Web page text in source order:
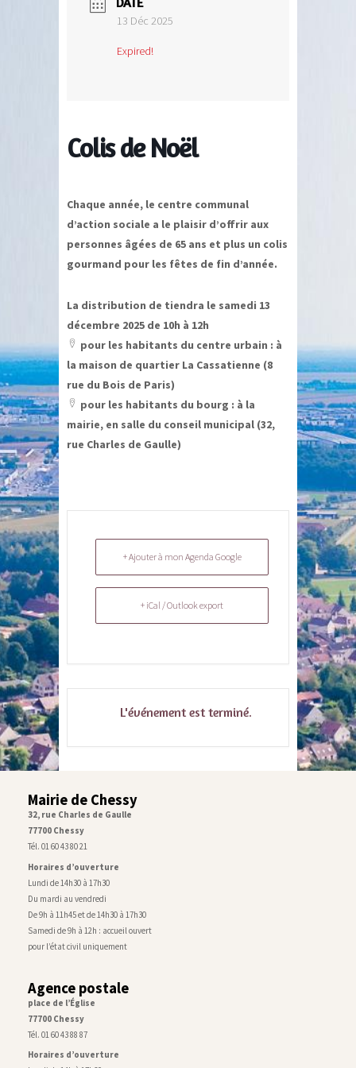
13 Déc 2025
Expired!
Colis de Noël
Chaque année, le centre communal
d’action sociale a le plaisir d’offrir aux
personnes âgées de 65 ans et plus un colis
gourmand pour les fêtes de fin d’année.
La distribution de tiendra le samedi 13
décembre 2025 de 10h à 12h
location
icon
pour les habitants du centre urbain : à
la maison de quartier La Cassatienne (8
rue du Bois de Paris)
location
icon
pour les habitants du bourg : à la
mairie, en salle du conseil municipal (32,
rue Charles de Gaulle)
+ Ajouter à mon Agenda Google
+ iCal / Outlook export
L'événement est terminé.
Mairie de Chessy
32, rue Charles de Gaulle
77700 Chessy
Tél. 01 60 43 80 21
Horaires d’ouverture
Lundi de 14h30 à 17h30
Du mardi au vendredi
De 9h à 11h45 et de 14h30 à 17h30
Samedi de 9h à 12h : accueil ouvert
pour l’état civil uniquement
Agence postale
place de l’Église
77700 Chessy
Tél. 01 60 43 88 87
Horaires d’ouverture